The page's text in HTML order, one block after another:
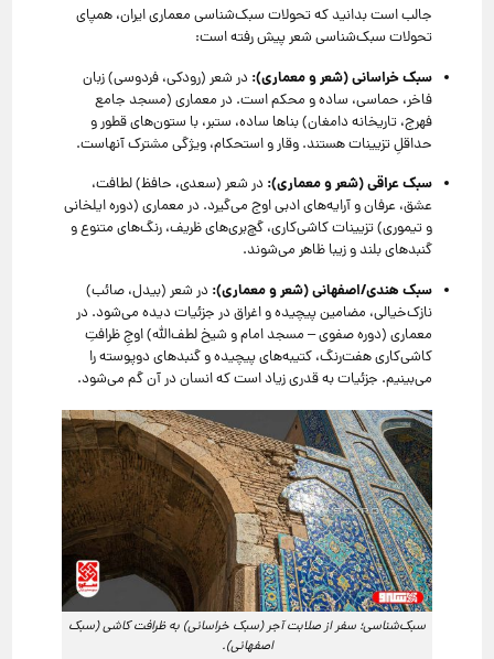
جالب است بدانید که تحولات سبک‌شناسی معماری ایران، همپای
تحولات سبک‌شناسی شعر پیش رفته است:
سبک خراسانی (شعر و معماری): در شعر (رودکی، فردوسی) زبان
فاخر، حماسی، ساده و محکم است. در معماری (مسجد جامع
فهرج، تاریخانه دامغان) بناها ساده، ستبر، با ستون‌های قطور و
حداقلِ تزیینات هستند. وقار و استحکام، ویژگی مشترک آنهاست.
سبک عراقی (شعر و معماری): در شعر (سعدی، حافظ) لطافت،
عشق، عرفان و آرایه‌های ادبی اوج می‌گیرد. در معماری (دوره ایلخانی
و تیموری) تزیینات کاشی‌کاری، گچ‌بری‌های ظریف، رنگ‌های متنوع و
گنبدهای بلند و زیبا ظاهر می‌شوند.
سبک هندی/اصفهانی (شعر و معماری): در شعر (بیدل، صائب)
نازک‌خیالی، مضامین پیچیده و اغراق در جزئیات دیده می‌شود. در
معماری (دوره صفوی – مسجد امام و شیخ لطف‌الله) اوجِ ظرافتِ
کاشی‌کاری هفت‌رنگ، کتیبه‌های پیچیده و گنبدهای دوپوسته را
می‌بینیم. جزئیات به قدری زیاد است که انسان در آن گم می‌شود.
سبک‌شناسی؛ سفر از صلابت آجر (سبک خراسانی) به ظرافت کاشی (سبک
اصفهانی).